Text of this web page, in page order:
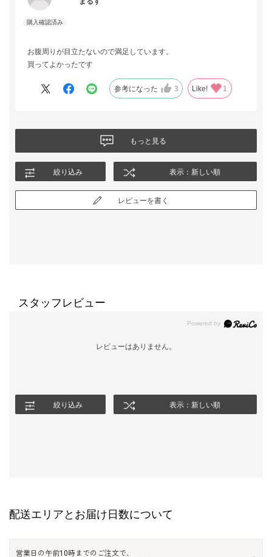
お腹周りが目立たないので満足しています。
買ってよかったです
参考になった 3 Like! 1
もっと見る
絞り込み 表示：新しい順
レビューを書く
スタッフレビュー
レビューはありません。
絞り込み 表示：新しい順
配送エリアとお届け日数について
営業日の午前10時までのご注文で、